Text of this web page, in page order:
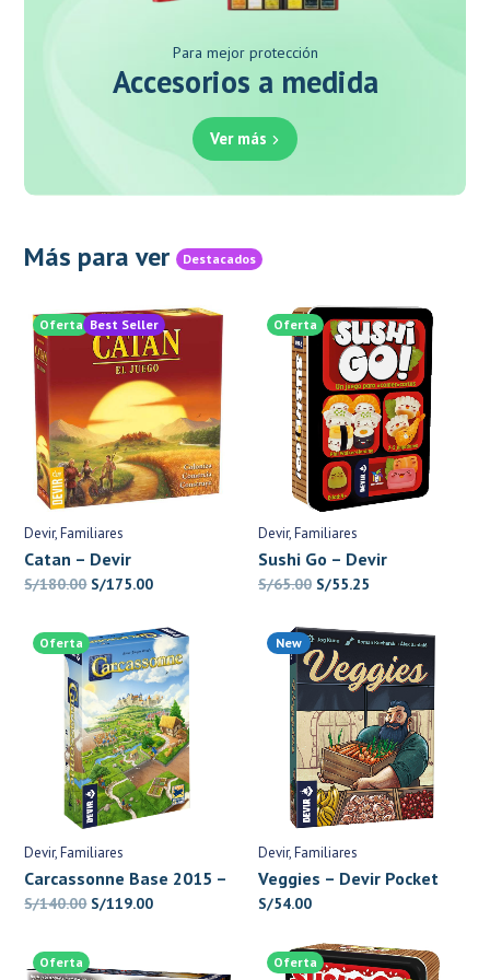
Para mejor protección
Accesorios a medida
Ver más
Más para ver Destacados
Oferta Best Seller
Devir Familiares
Catan – Devir
S/180.00 El
original
era:
S/180.00.
S/175.00El
actual
es:
S/175.00.
Oferta
Devir Familiares
Sushi Go – Devir
S/65.00 El
original
era:
S/65.00.
S/55.25
actual
es:
S/55.25.
Oferta
Devir Familiares
Carcassonne Base 2015 –
Devir
S/140.00 El
S/119.00El
New
Devir Familiares
Veggies – Devir Pocket
S/54.00
Oferta Oferta